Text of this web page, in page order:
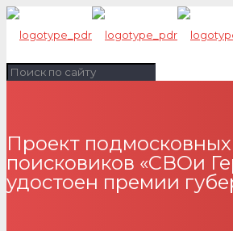
Проект подмосковных
поисковиков «СВОи
удостоен премии